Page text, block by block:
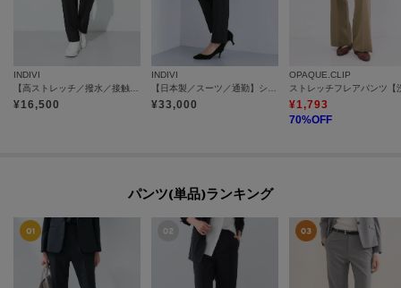
INDIVI
¥16,500
INDIVI
¥33,000
OPAQUE.CLIP
¥1,793
70%OFF
パンツ(単品)ランキング